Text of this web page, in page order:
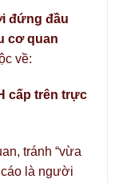
đứng đầu
cơ quan
về:
cấp trên trực
tránh “vừa
là người